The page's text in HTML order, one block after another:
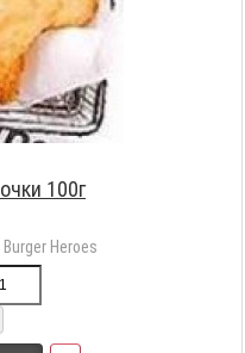
100г
Heroes